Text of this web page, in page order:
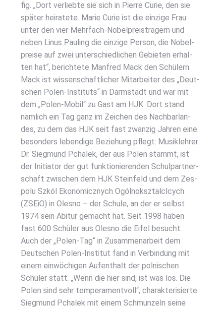
fig. „Dort ver­lieb­te sie sich in Pierre Curie, den sie
spä­ter hei­ra­te­te. Marie Curie ist die ein­zi­ge Frau
unter den vier Mehr­fach-Nobel­preis­trä­gern und
neben Linus Pau­ling die ein­zi­ge Per­son, die Nobel­
prei­se auf zwei unter­schied­li­chen Gebie­ten erhal­
ten hat“, berich­te­te Man­fred Mack den Schü­lern.
Mack ist wis­sen­schaft­li­cher Mit­ar­bei­ter des „Deut­
schen Polen-Insti­tuts“ in Darm­stadt und war mit
dem „Polen-Mobil“ zu Gast am HJK. Dort stand
näm­lich ein Tag ganz im Zei­chen des Nach­bar­lan­
des, zu dem das HJK seit fast zwan­zig Jah­ren eine
beson­ders leben­di­ge Bezie­hung pflegt: Musik­leh­rer
Dr. Sieg­mund Pcha­lek, der aus Polen stammt, ist
der Initia­tor der gut funk­tio­nie­ren­den Schul­part­ner­
schaft zwi­schen dem HJK Stein­feld und dem Zes­
po­lu Szkól Eko­no­mic­z­nych Ogól­noksz­tal­clcych
(ZSEiO) in Oles­no – der Schu­le, an der er selbst
1974 sein Abitur gemacht hat. Seit 1998 haben
fast 600 Schü­ler aus Oles­no die Eifel besucht.
Auch der „Polen-Tag“ in Zusam­men­ar­beit dem
Deut­schen Polen-Insti­tut fand in Ver­bin­dung mit
einem ein­wö­chi­gen Auf­ent­halt der pol­ni­schen
Schü­ler statt. „Wenn die hier sind, ist was los. Die
Polen sind sehr tem­pe­ra­ment­voll“, cha­rak­te­ri­sier­te
Sieg­mund Pcha­lek mit einem Schmun­zeln sei­ne